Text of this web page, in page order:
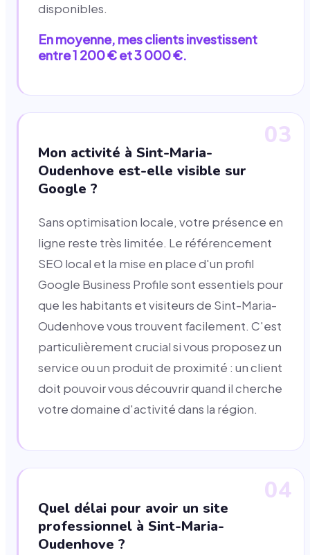
disponibles.
En moyenne, mes clients investissent
entre 1 200 € et 3 000 €.
03
Mon activité à Sint-Maria-
Oudenhove est-elle visible sur
Google ?
Sans optimisation locale, votre présence en
ligne reste très limitée. Le référencement
SEO local et la mise en place d'un profil
Google Business Profile sont essentiels pour
que les habitants et visiteurs de Sint-Maria-
Oudenhove vous trouvent facilement. C'est
particulièrement crucial si vous proposez un
service ou un produit de proximité : un client
doit pouvoir vous découvrir quand il cherche
votre domaine d'activité dans la région.
04
Quel délai pour avoir un site
professionnel à Sint-Maria-
Oudenhove ?